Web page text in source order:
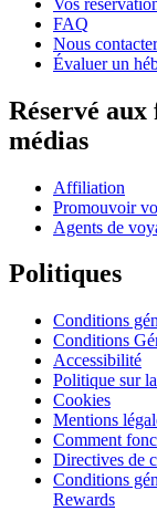
FAQ
Nous contacter
Évaluer un
Réservé
médias
Affiliation
Promouvoir
Agents de
Politiques
Conditions
Conditions
Accessibilité
Politique sur
Cookies
Mentions
Comment
Directives de
Conditions
Rewards